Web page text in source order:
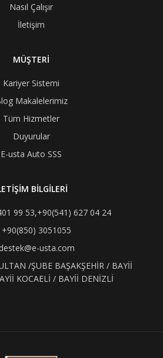
Nasıl Çalışır
İletişim
MÜŞTERİ
Kariyer Sistemi
Makalelerimiz
Tüm Hizmetler
Duyurular
E-usta Auto SSS
BİLGİLERİ
99 53,+90(541) 627 04 24
+90(850) 3051055
destek@e-usta.com
/ŞUBE BAŞAKŞEHİR / BAYİİ
KOCAELİ / BAYİİ DENİZLİ